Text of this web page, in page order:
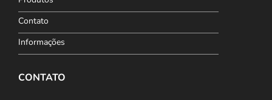
Contato
Informações
CONTATO